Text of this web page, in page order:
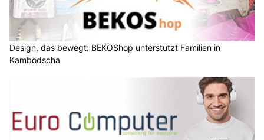
Design, das bewegt: BEKOShop unterstützt Familien in
Kambodscha